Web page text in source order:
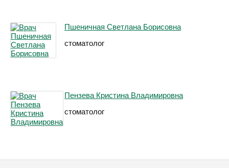
Пшеничная Светлана Борисовна
стоматолог
Пензева Кристина Владимировна
стоматолог